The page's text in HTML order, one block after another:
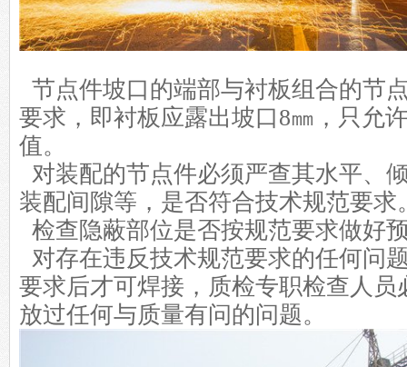
节点件坡口的端部与衬板组合的节
要求，即衬板应露出坡口8㎜，只允
值。
对装配的节点件必须严查其水平、
装配间隙等，是否符合技术规范要求
检查隐蔽部位是否按规范要求做好
对存在违反技术规范要求的任何问
要求后才可焊接，质检专职检查人员
放过任何与质量有问的问题。